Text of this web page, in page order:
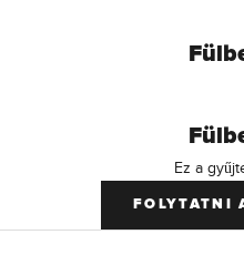
Ez a
FOLYTATNI